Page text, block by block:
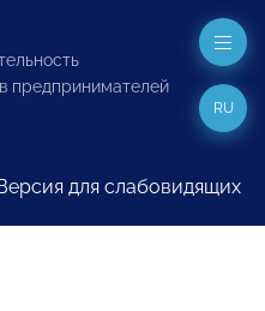
предпринимателей
для слабовидящих
RU